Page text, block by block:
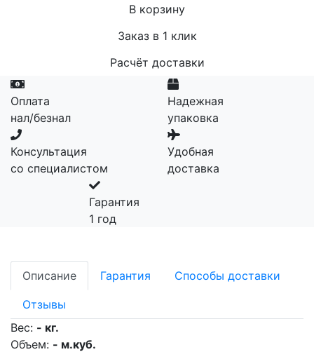
В корзину
Заказ в 1 клик
Расчёт доставки
Оплата
нал/безнал
Надежная
упаковка
Консультация
со специалистом
Удобная
доставка
Гарантия
1 год
Описание Гарантия Способы доставки
Отзывы
Вес: - кг.
Объем: - м.куб.